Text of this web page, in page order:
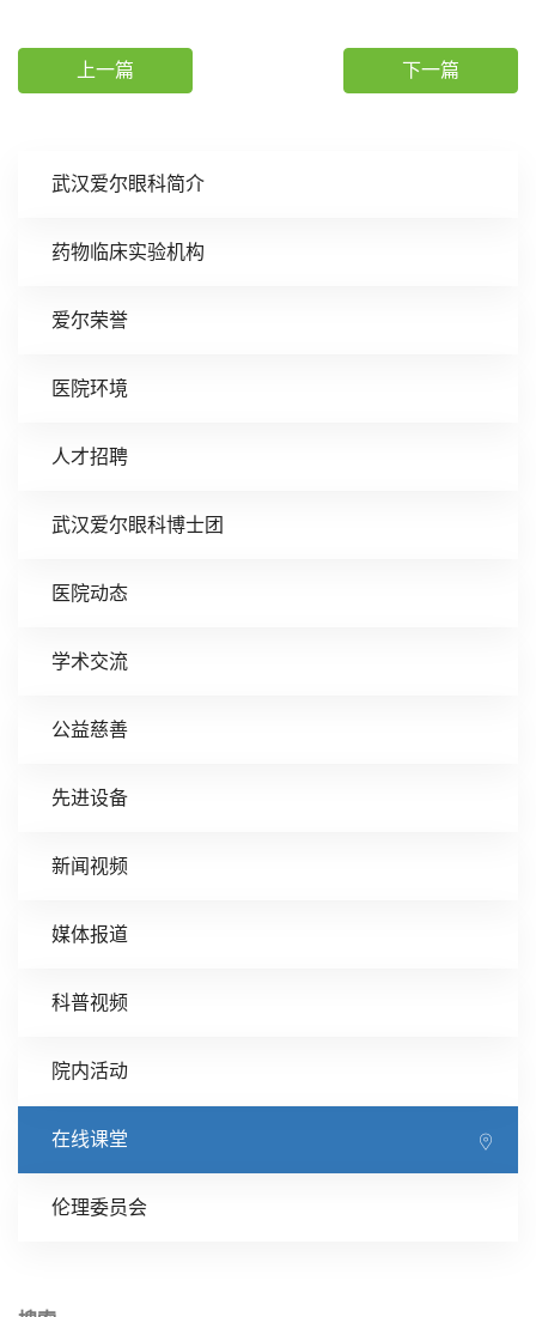
武汉爱尔眼科简介
药物临床实验机构
爱尔荣誉
医院环境
人才招聘
武汉爱尔眼科博士团
医院动态
学术交流
公益慈善
先进设备
新闻视频
媒体报道
科普视频
院内活动
在线课堂
伦理委员会
上一篇 下一篇